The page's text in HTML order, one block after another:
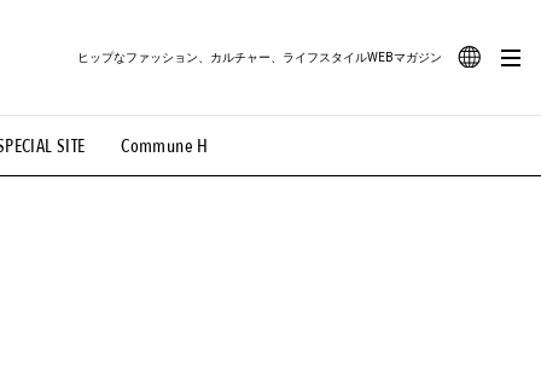
SITE Commune H
ヒップなファッション、カルチャー、ライフスタイルWEBマガジン
地裏てぃーん。 #MONTHLY JOURNAL
#LIFESTYLE #SNEAKER #OUTDOOR